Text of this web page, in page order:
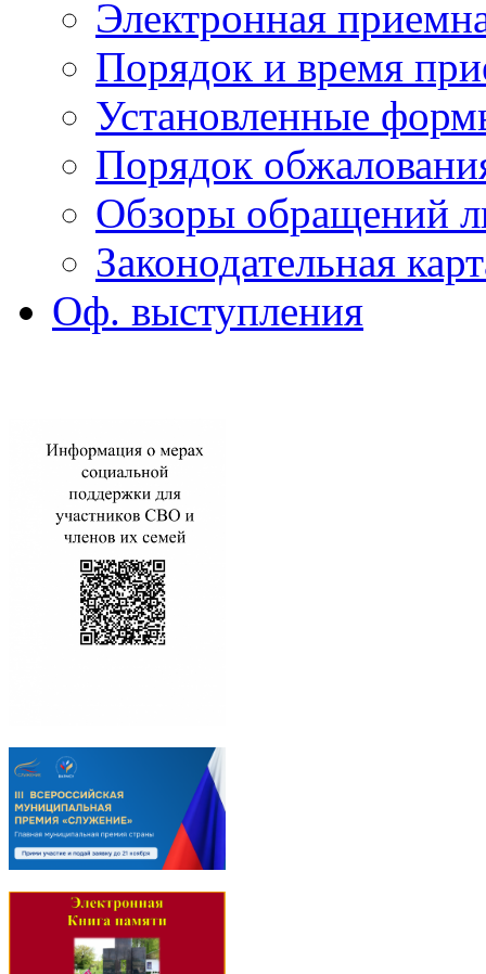
Электронная
Порядок и время
Установленные
Порядок
Обзоры обращений
Законодательная
Оф. выступления